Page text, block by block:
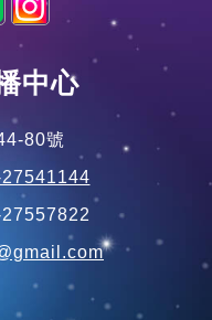
中心
80號